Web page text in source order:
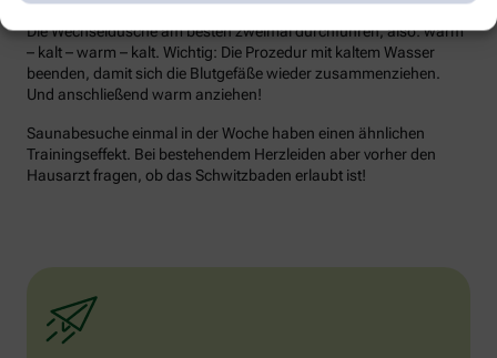
von der Achsel am Innenarm wieder bis zur Handfläche zurück.
Die Wechseldusche am besten zweimal durchführen, also: warm
– kalt – warm – kalt. Wichtig: Die Prozedur mit kaltem Wasser
beenden, damit sich die Blutgefäße wieder zusammenziehen.
Und anschließend warm anziehen!
Saunabesuche einmal in der Woche haben einen ähnlichen
Trainingseffekt. Bei bestehendem Herzleiden aber vorher den
Hausarzt fragen, ob das Schwitzbaden erlaubt ist!